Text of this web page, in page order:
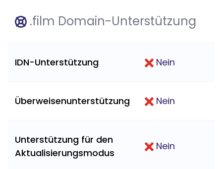
.film Domain-Unterstützung
IDN-Unterstützung Nein
Überweisenunterstützung Nein
Unterstützung für den
Aktualisierungsmodus
Nein